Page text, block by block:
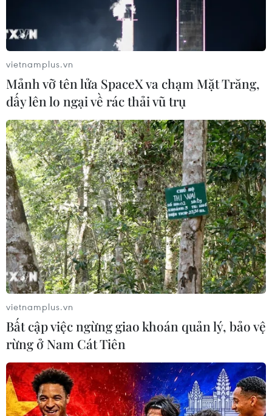
Ba Lan thông báo đạt thỏa thuận quá cảnh
ngũ cốc Ukraine
19/04/2023 00:48
Warsaw và Kiev đạt được thỏa thuận về việc khởi động
lại quá trình vận chuyển ngũ cốc của Ukraine qua lãnh
thổ Ba Lan kể từ ngày 21/4, đồng thời bổ sung việc quy
định niêm phong và giám sát quá cảnh.
Hungary và Bulgaria ban hành lệnh cấm
vietnamplus.vn
Mảnh vỡ tên lửa SpaceX va chạm Mặt Trăng,
dấy lên lo ngại về rác thải vũ trụ
vietnamplus.vn
Bất cập việc ngừng giao khoán quản lý, bảo vệ
rừng ở Nam Cát Tiên